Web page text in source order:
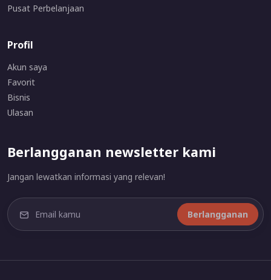
Pusat Perbelanjaan
Profil
Akun saya
Favorit
Bisnis
Ulasan
Berlangganan newsletter kami
Jangan lewatkan informasi yang relevan!
Berlangganan